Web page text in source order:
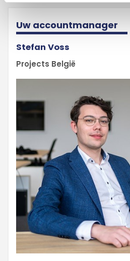
Uw accountmanager
Stefan Voss
Projects België